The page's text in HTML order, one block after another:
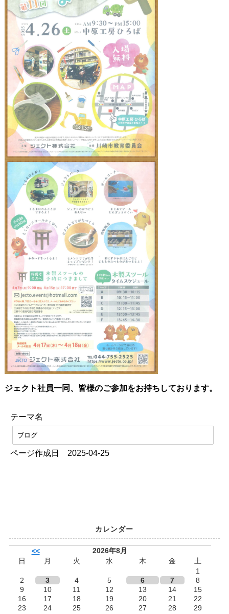
ジェクト社員一同、皆様のご参加をお持ちしております。
テーマ名
ブログ
ページ作成日 2025-04-25
カレンダー
<<
2026年8月
日
月 火 水 木 金
土
1
2
3 4 5 6 7
8
9
10 11 12 13 14
15
16
17 18 19 20 21
22
23
24 25 26 27 28
29